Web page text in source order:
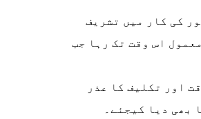
کی کار میں تشریف
اس وقت تک رہا جب
اور تکلیف کا عذر
بھی دیا کیجئے۔